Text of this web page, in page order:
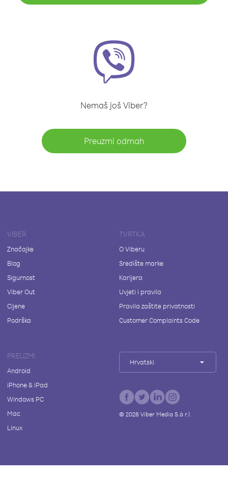
Nemaš još Viber?
Preuzmi odmah
VIBER
Značajke
Blog
Sigurnost
Viber Out
Cijene
Podrška
TVRTKA
O Viberu
Središte marke
Karijera
Uvjeti i pravila
Pravila zaštite privatnosti
Customer Complaints Code
PREUZMI
Android
iPhone & iPad
Windows PC
Mac
Linux
Hrvatski
© 2026Viber Media S.à r.l.